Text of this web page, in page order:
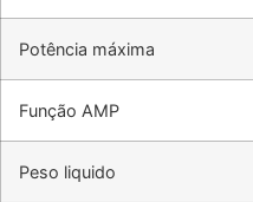
Potência máxima
Função AMP
Peso liquido